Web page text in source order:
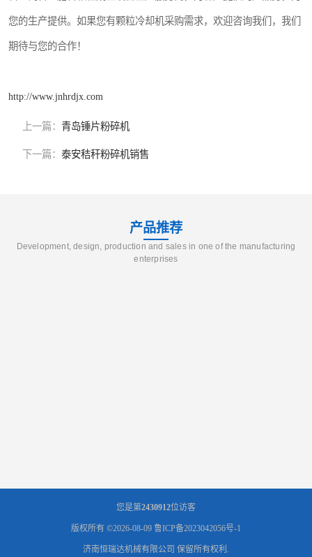
您的生产提供。如果您有颗粒冷却机采购需求，欢迎咨询我们，我们
期待与您的合作！
http://www.jnhrdjx.com
上一篇： 青岛锤片粉碎机
下一篇： 泰安秸秆粉碎机销售
产品推荐
Development, design, production and sales in one of the manufacturing
enterprises
您是第2430912位访客
版权所有 ©2026-08-09 鲁ICP备2023042056号-1
济南恒瑞达机械有限公司 保留所有权利.